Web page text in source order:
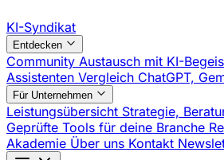
KI-Syndikat
Entdecken
Community Austausch mit KI-
Assistenten Vergleich ChatGPT,
Für Unternehmen
Leistungsübersicht Strategie,
Geprüfte Tools für deine Branche
Akademie Über uns Kontakt